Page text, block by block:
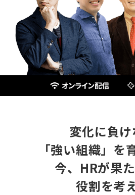
変化に負
「強い組織」を
今、HRが果
役割を考